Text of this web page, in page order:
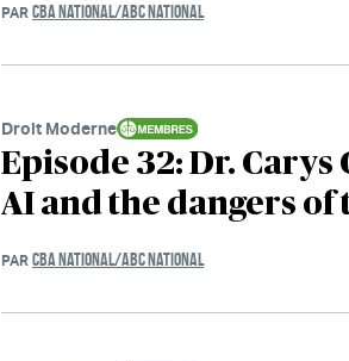
PAR CBA NATIONAL/ABC NATIONAL
Droit Moderne
Episode 32: Dr.
AI and the dangers
PAR CBA NATIONAL/ABC NATIONAL